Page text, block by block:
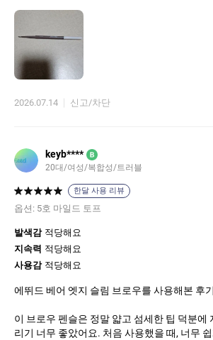
처리 좀 하고 쓰셨을텐데도 안그려진다시는데..
부러진게 아니라 화장대에서 떨어져서 집어들
거라.. 경도도 약한데 그릴땐 단단이라니!
함.
2026.07.14 신고/차단
keyb**** B
20대/여성/복합성/트러블
한달 사용 리뷰
옵션: 5호 마일드 토프
발색감 적당해요
지속력 적당해요
사용감 적당해요
에뛰드 베어 엣지 슬림 브로우를 사용해본 후
이 브로우 펜슬은 정말 얇고 섬세한 팁 덕분에
리기 너무 좋았어요. 처음 사용했을 때, 너무